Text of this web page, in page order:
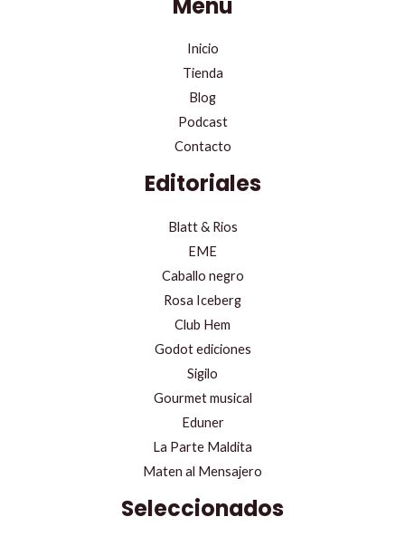
Inicio
Tienda
Blog
Podcast
Contacto
Editoriales
Blatt & Rios
EME
Caballo negro
Rosa Iceberg
Club Hem
Godot ediciones
Sigilo
Gourmet musical
Eduner
La Parte Maldita
Maten al Mensajero
Seleccionados